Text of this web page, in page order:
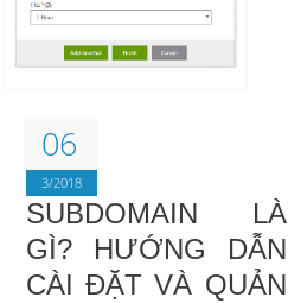
06
3/2018
SUBDOMAIN LÀ
GÌ? HƯỚNG DẪN
CÀI ĐẶT VÀ QUẢN